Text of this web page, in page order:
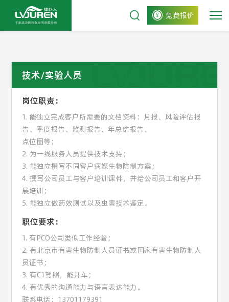
免费报价
技术/实验人员
岗位职责：
1. 能独立完成客户所需要的文档资料：月报、风险评估报
告、季度报告、监测报告、年总结报告、
点位图等；
2. 为一线服务人员提供技术支持；
3. 能独立撰写不同客户病媒生物防制方案；
4. 撰写公司员工与客户培训课件，并给公司员工和客户开
展培训；
5. 能独立做药效测试以及虫害技术鉴定。
职位要求：
1. 有PCO公司类似工作经验；
2. 有北京市有害生物防制人员证书或国家有害生物防制人
员证书；
3. 有C1驾照，能开车；
4. 有优秀的沟通能力与语言表达能力。
联系电话：13701179391